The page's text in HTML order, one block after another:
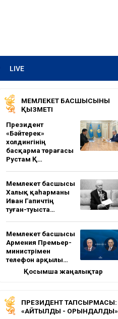
LIVE
МЕМЛЕКЕТ БАСШЫСЫНЫҢ
ҚЫЗМЕТІ
Президент
«Бәйтерек»
холдингінің
басқарма төрағасы
Рустам Қ…
Мемлекет басшысы
Халық қаһарманы
Иван Гапичтің
туған-туыста…
Мемлекет басшысы
Армения Премьер-
министрімен
телефон арқылы…
Қосымша жаңалықтар
ПРЕЗИДЕНТ ТАПСЫРМАСЫ:
«АЙТЫЛДЫ - ОРЫНДАЛДЫ»